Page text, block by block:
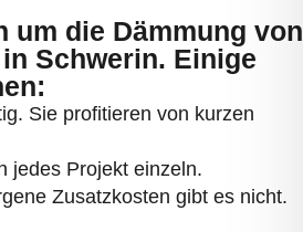
um die Dämmung von
Schwerin. Einige
Sie profitieren von kurzen
jedes Projekt einzeln.
Zusatzkosten gibt es nicht.